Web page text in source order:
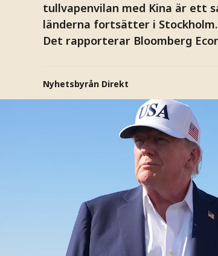
tullvapenvilan med Kina är ett
länderna fortsätter i Stockholm.
Det rapporterar Bloomberg
Nyhetsbyrån Direkt